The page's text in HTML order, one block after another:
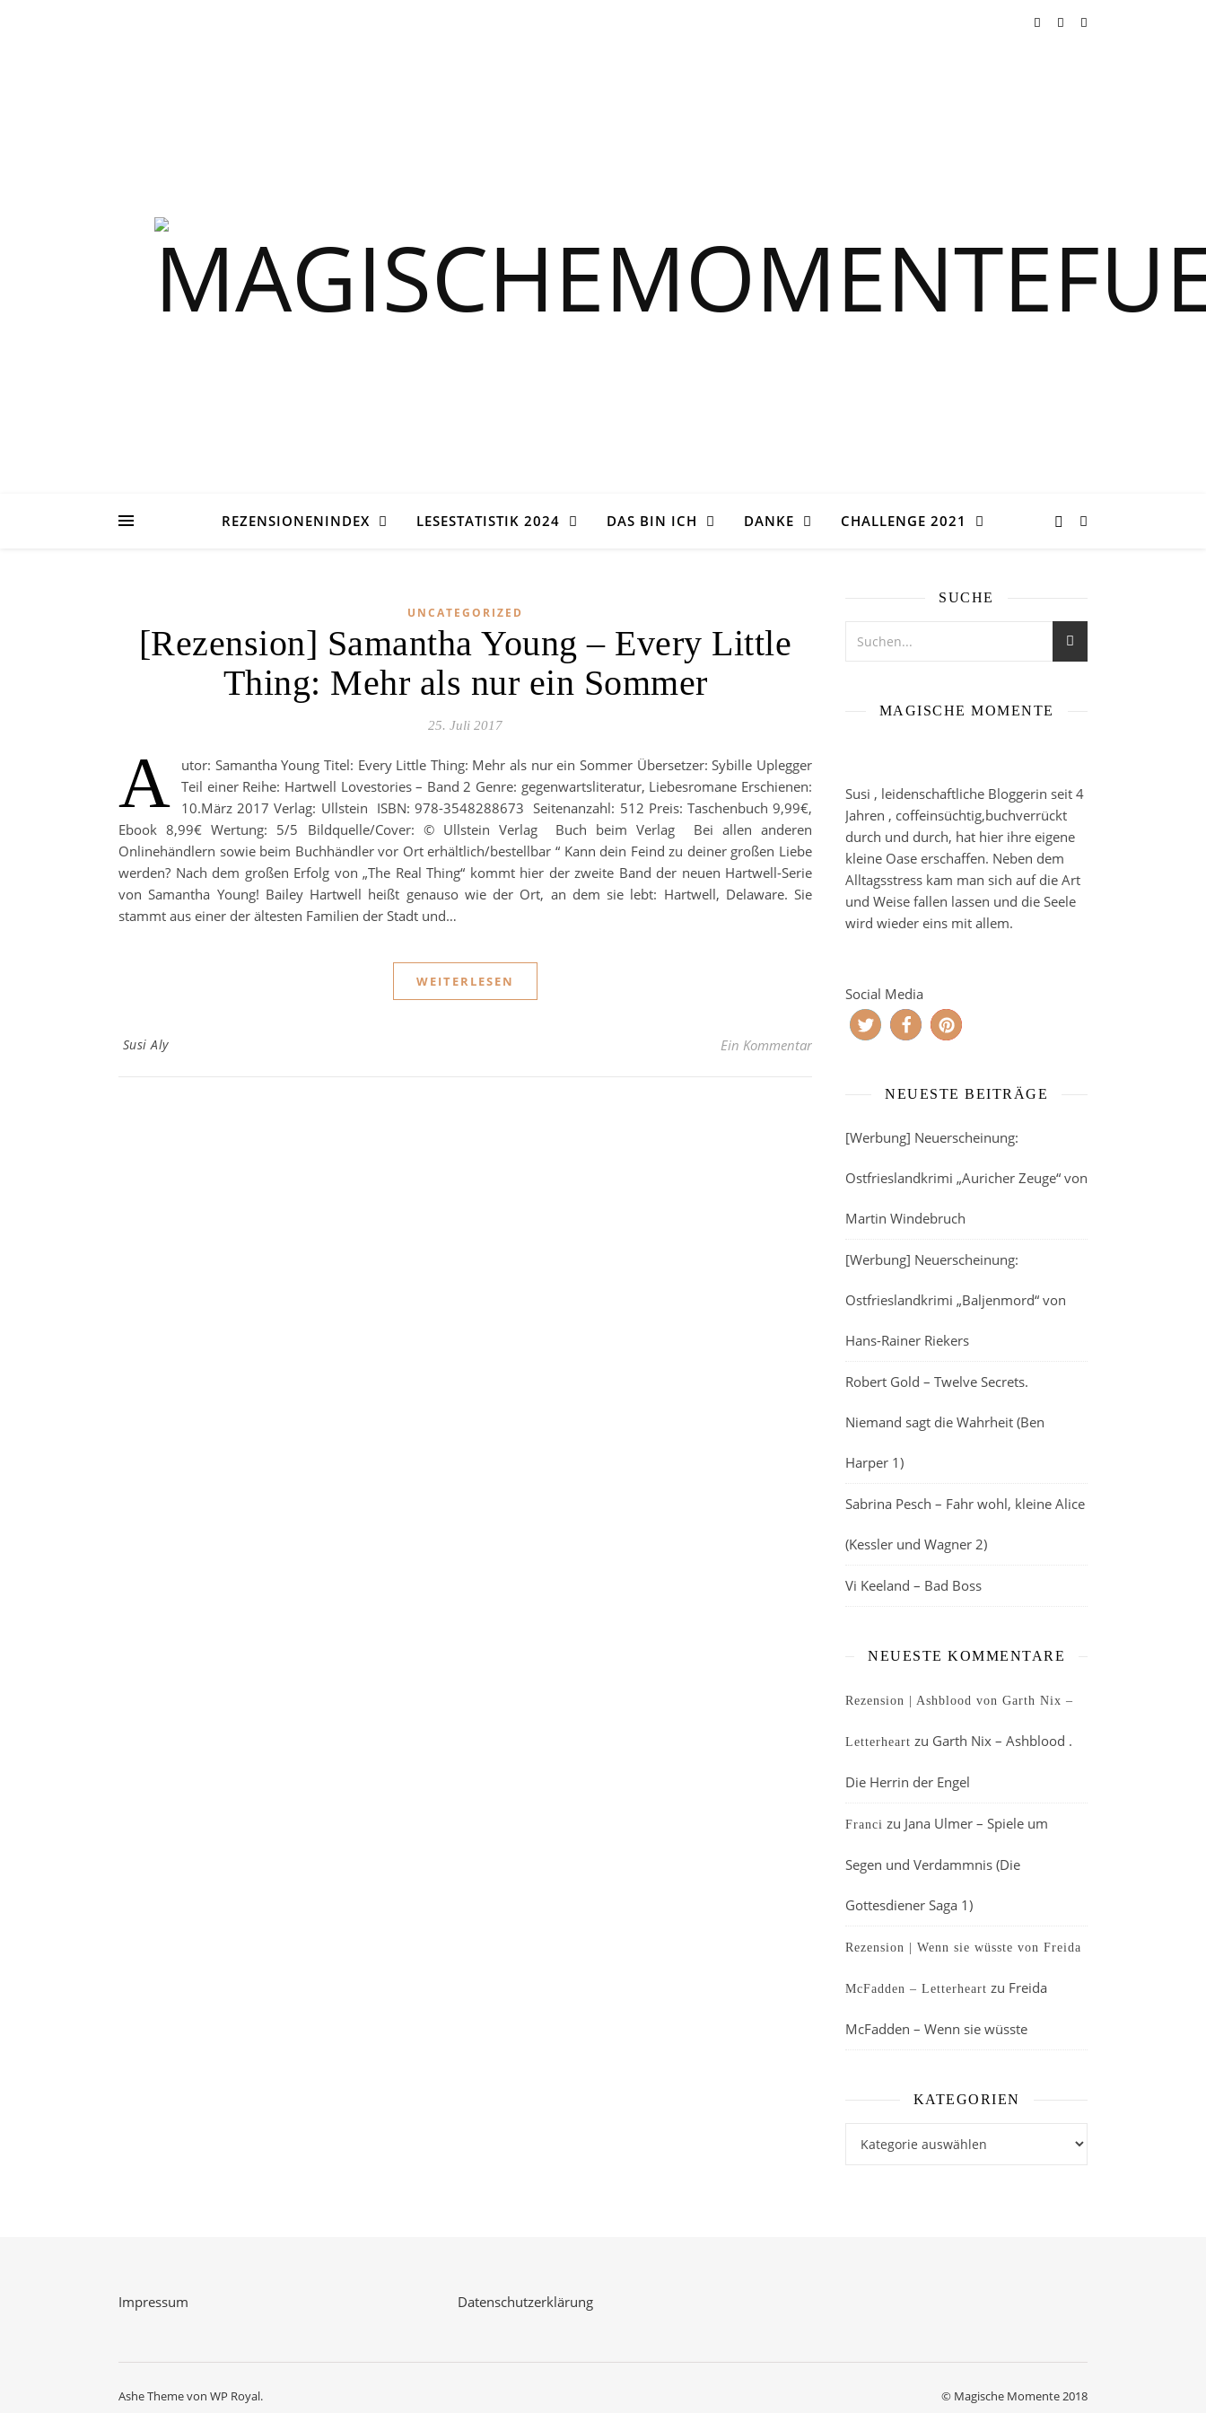
REZENSIONENINDEX LESESTATISTIK 2024 DAS BIN ICH DANKE CHALLENGE 2021
UNCATEGORIZED
[Rezension] Samantha Young – Every Little
Thing: Mehr als nur ein Sommer
25. Juli 2017
A
utor: Samantha Young Titel: Every Little Thing: Mehr als nur ein Sommer Übersetzer: Sybille Uplegger
Teil einer Reihe: Hartwell Lovestories – Band 2 Genre: gegenwartsliteratur, Liebesromane Erschienen:
10.März 2017 Verlag: Ullstein ISBN: 978-3548288673 Seitenanzahl: 512 Preis: Taschenbuch 9,99€,
Ebook 8,99€ Wertung: 5/5 Bildquelle/Cover: © Ullstein Verlag Buch beim Verlag Bei allen anderen
Onlinehändlern sowie beim Buchhändler vor Ort erhältlich/bestellbar “ Kann dein Feind zu deiner großen Liebe
werden? Nach dem großen Erfolg von „The Real Thing“ kommt hier der zweite Band der neuen Hartwell-Serie
von Samantha Young! Bailey Hartwell heißt genauso wie der Ort, an dem sie lebt: Hartwell, Delaware. Sie
stammt aus einer der ältesten Familien der Stadt und…
WEITERLESEN
Susi Aly Ein Kommentar
SUCHE
MAGISCHE MOMENTE
Susi , leidenschaftliche Bloggerin seit 4
Jahren , coffeinsüchtig,buchverrückt
durch und durch, hat hier ihre eigene
kleine Oase erschaffen. Neben dem
Alltagsstress kam man sich auf die Art
und Weise fallen lassen und die Seele
wird wieder eins mit allem.
Social Media
NEUESTE BEITRÄGE
[Werbung] Neuerscheinung:
Ostfrieslandkrimi „Auricher Zeuge“ von
Martin Windebruch
[Werbung] Neuerscheinung:
Ostfrieslandkrimi „Baljenmord“ von
Hans-Rainer Riekers
Robert Gold – Twelve Secrets.
Niemand sagt die Wahrheit (Ben
Harper 1)
Sabrina Pesch – Fahr wohl, kleine Alice
(Kessler und Wagner 2)
Vi Keeland – Bad Boss
NEUESTE KOMMENTARE
Rezension | Ashblood von Garth Nix –
Letterheart zu Garth Nix – Ashblood .
Die Herrin der Engel
Franci zu Jana Ulmer – Spiele um
Segen und Verdammnis (Die
Gottesdiener Saga 1)
Rezension | Wenn sie wüsste von Freida
McFadden – Letterheart zu Freida
McFadden – Wenn sie wüsste
KATEGORIEN
Impressum Datenschutzerklärung
© Magische Momente 2018
Ashe Theme von WP Royal.